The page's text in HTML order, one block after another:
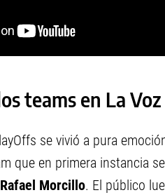
teams en La
se vivió a pura
que en primera instancia
Rafael Morcillo. El público